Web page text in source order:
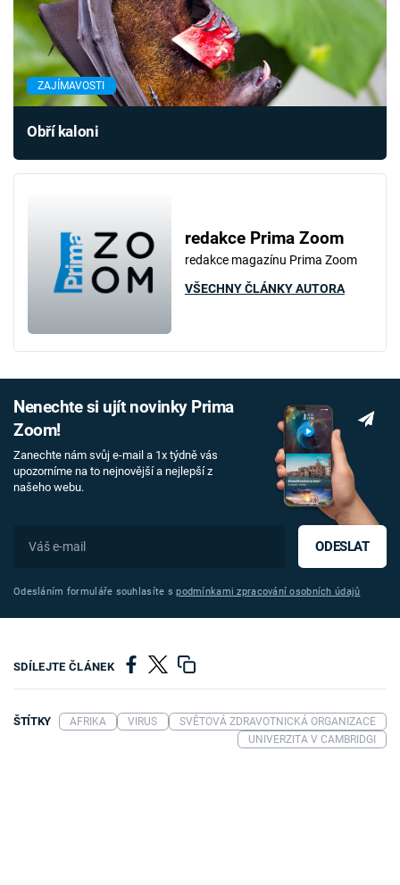
ZAJÍMAVOSTI
Obří kaloni
redakce Prima Zoom
redakce magazínu Prima Zoom
VŠECHNY ČLÁNKY AUTORA
Nenechte si ujít novinky Prima
Zoom!
Zanechte nám svůj e-mail a 1x týdně vás
upozorníme na to nejnovější a nejlepší z
našeho webu.
ODESLAT
Odesláním formuláře souhlasíte spodmínkami zpracování osobních údajů
SDÍLEJTE ČLÁNEK
ŠTÍTKY AFRIKA VIRUS
SVĚTOVÁ ZDRAVOTNICKÁ ORGANIZACE
UNIVERZITA V CAMBRIDGI